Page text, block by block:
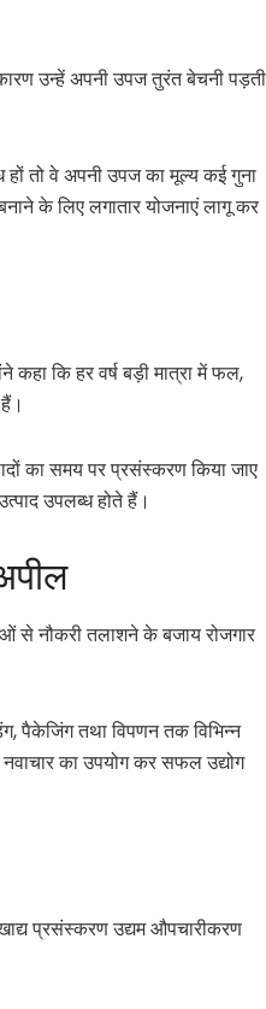
उन्हें अपनी उपज तुरंत बेचनी पड़ती
तो वे अपनी उपज का मूल्य कई गुना
के लिए लगातार योजनाएं लागू कर
कहा कि हर वर्ष बड़ी मात्रा में फल,
का समय पर प्रसंस्करण किया जाए
उपलब्ध होते हैं।
से नौकरी तलाशने के बजाय रोजगार
पैकेजिंग तथा विपणन तक विभिन्न
का उपयोग कर सफल उद्योग
प्रसंस्करण उद्यम औपचारीकरण